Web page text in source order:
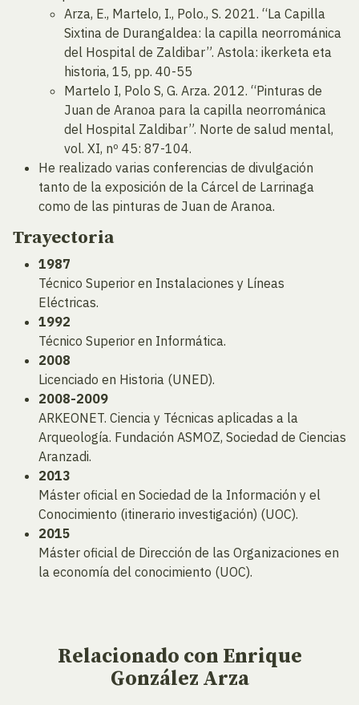
Arza, E., Martelo, I., Polo., S. 2021. “La Capilla
Sixtina de Durangaldea: la capilla neorrománica
del Hospital de Zaldibar”. Astola: ikerketa eta
historia, 15, pp. 40-55
Martelo I, Polo S, G. Arza. 2012. “Pinturas de
Juan de Aranoa para la capilla neorrománica
del Hospital Zaldibar”. Norte de salud mental,
vol. XI, nº 45: 87-104.
He realizado varias conferencias de divulgación
tanto de la exposición de la Cárcel de Larrinaga
como de las pinturas de Juan de Aranoa.
Trayectoria
1987
Técnico Superior en Instalaciones y Líneas
Eléctricas.
1992
Técnico Superior en Informática.
2008
Licenciado en Historia (UNED).
2008-2009
ARKEONET. Ciencia y Técnicas aplicadas a la
Arqueología. Fundación ASMOZ, Sociedad de Ciencias
Aranzadi.
2013
Máster oficial en Sociedad de la Información y el
Conocimiento (itinerario investigación) (UOC).
2015
Máster oficial de Dirección de las Organizaciones en
la economía del conocimiento (UOC).
Relacionado con Enrique
González Arza